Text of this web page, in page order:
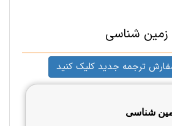
شناسی
ترجمه جدید کلیک کنید
شناسی